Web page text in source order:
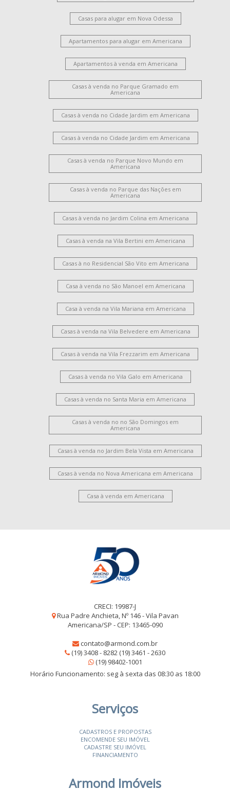
Casas para alugar em Nova Odessa
Apartamentos para alugar em Americana
Apartamentos à venda em Americana
Casas à venda no Parque Gramado em
Americana
Casas à venda no Cidade Jardim em Americana
Casas à venda no Cidade Jardim em Americana
Casas à venda no Parque Novo Mundo em
Americana
Casas à venda no Parque das Nações em
Americana
Casas à venda no Jardim Colina em Americana
Casas à venda na Vila Bertini em Americana
Casas à no Residencial São Vito em Americana
Casa à venda no São Manoel em Americana
Casa à venda na Vila Mariana em Americana
Casas à venda na Vila Belvedere em Americana
Casas à venda na Vila Frezzarim em Americana
Casas à venda no Vila Galo em Americana
Casas à venda no Santa Maria em Americana
Casas à venda no no São Domingos em
Americana
Casas à venda no Jardim Bela Vista em Americana
Casas à venda no Nova Americana em Americana
Casa à venda em Americana
CRECI: 19987-J
Rua Padre Anchieta, Nº 146 - Vila Pavan
Americana/SP - CEP: 13465-090
contato@armond.com.br
(19) 3408 - 8282 (19) 3461 - 2630
(19) 98402-1001
Horário Funcionamento: seg à sexta das 08:30 as 18:00
Serviços
CADASTROS E PROPOSTAS
ENCOMENDE SEU IMÓVEL
CADASTRE SEU IMÓVEL
FINANCIAMENTO
Armond Imóveis